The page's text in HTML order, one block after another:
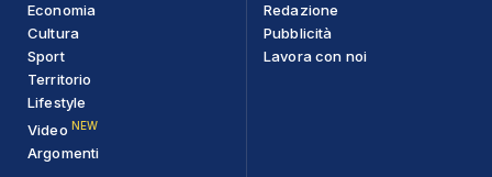
Economia
Cultura
Sport
Territorio
Lifestyle
Video NEW
Argomenti
Redazione
Pubblicità
Lavora con noi